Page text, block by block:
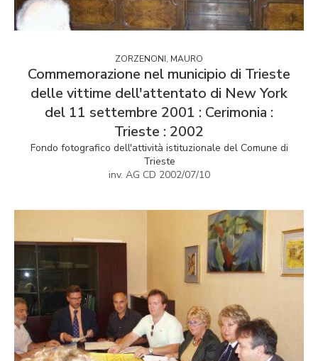
ZORZENONI, MAURO
Commemorazione nel municipio di Trieste
delle vittime dell'attentato di New York
del 11 settembre 2001 : Cerimonia :
Trieste : 2002
Fondo fotografico dell'attività istituzionale del Comune di
Trieste
inv. AG CD 2002/07/10